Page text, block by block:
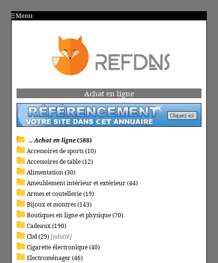
Menu
Achat en ligne
.. Achat en ligne(588)
Accessoires de sports (10)
Accessoires de table (12)
Alimentation (30)
Ameublement intérieur et extérieur (44)
Armes et coutellerie (19)
Bijoux et montres (143)
Boutiques en ligne et physique (70)
Cadeaux (190)
Cbd (29)[adulte]
Cigarette électronique (40)
Electroménager (46)